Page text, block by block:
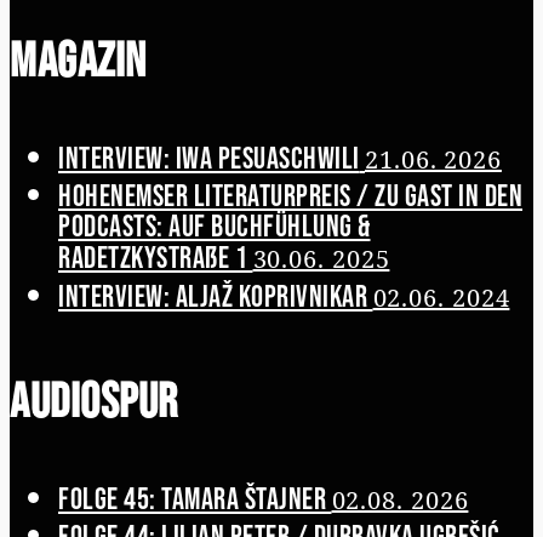
Magazin
Interview: Iwa Pesuaschwili 21.06. 2026
Hohenemser Literaturpreis / Zu Gast in den
Podcasts: Auf Buchfühlung &
Radetzkystraße 1 30.06. 2025
Interview: Aljaž Koprivnikar 02.06. 2024
Audiospur
Folge 45: Tamara Štajner 02.08. 2026